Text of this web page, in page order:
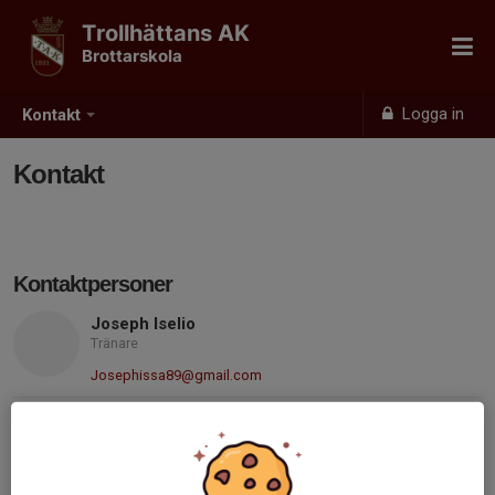
Kontakt Logga in
Trollhättans AK
Brottarskola
Kontakt
Kontaktpersoner
Joseph Iselio
Tränare
Josephissa89@gmail.com
Träning Tisdagar 17.15 - 18.15